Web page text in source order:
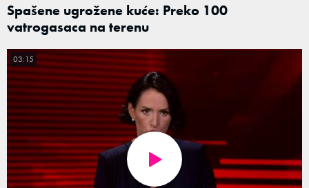
Spašene ugrožene kuće: Preko 100
vatrogasaca na terenu
03:15